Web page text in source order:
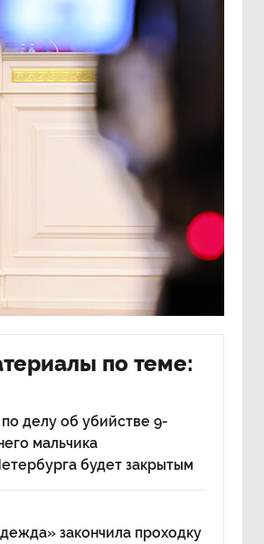
по теме:
делу об убийстве 9-
мальчика
будет закрытым
закончила проходку